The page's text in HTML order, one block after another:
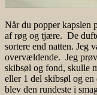
Når du popper kapslen
af røg og tjære. De
sortere end natten. Jeg
overvældende. Jeg
skibsøl og fond, skulle
eller 1 del skibsøl og en
blev den rundeste i